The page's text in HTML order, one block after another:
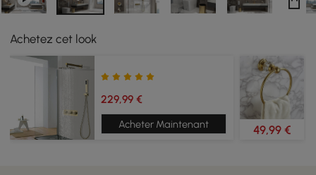
Achetez cet look
229,99 €
Acheter Maintenant 49,99 €